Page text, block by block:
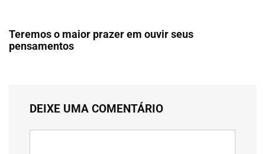
Teremos o maior prazer em ouvir seus
pensamentos
DEIXE UMA COMENTÁRIO